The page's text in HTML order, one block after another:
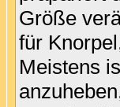
Größe
für
Meistens